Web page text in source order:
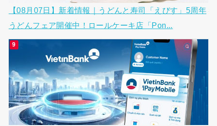
【08月07日】新着情報｜うどんと寿司「えびす」5周年
うどんフェア開催中！ロールケーキ店「Pon...